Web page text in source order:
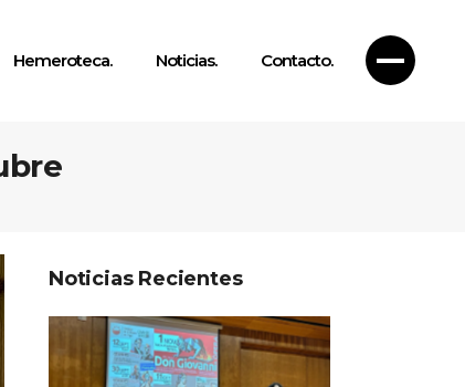
Hemeroteca. Noticias. Contacto.
Noticias Recientes